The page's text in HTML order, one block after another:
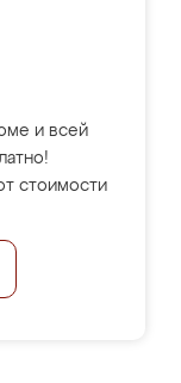
и всей
стоимости